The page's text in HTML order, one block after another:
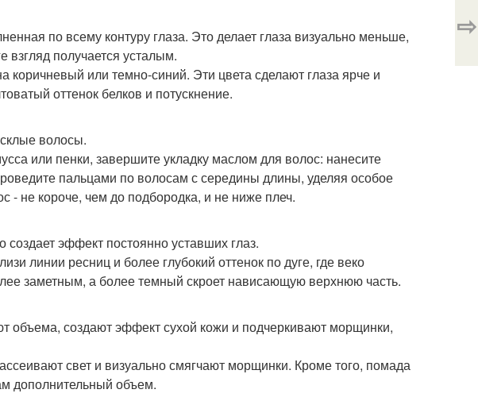
по всему контуру глаза. Это делает глаза визуально меньше,
взгляд получается усталым.
или темно-синий. Эти цвета сделают глаза ярче и
оттенок белков и потускнение.
волосы.
или пенки, завершите укладку маслом для волос: нанесите
пальцами по волосам с середины длины, уделяя особое
- не короче, чем до подбородка, и не ниже плеч.
эффект постоянно уставших глаз.
линии ресниц и более глубокий оттенок по дуге, где веко
заметным, а более темный скроет нависающую верхнюю часть.
создают эффект сухой кожи и подчеркивают морщинки,
свет и визуально смягчают морщинки. Кроме того, помада
дополнительный объем.
⇨